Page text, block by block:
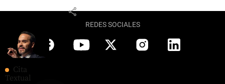
share
Cita
Textual
REDES SOCIALES